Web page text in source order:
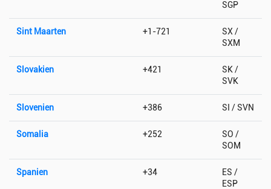
SGP
Sint Maarten +1-721
SX /
SXM
Slovakien +421
SK /
SVK
Slovenien +386 SI / SVN
Somalia +252
SO /
SOM
Spanien +34
ES /
ESP